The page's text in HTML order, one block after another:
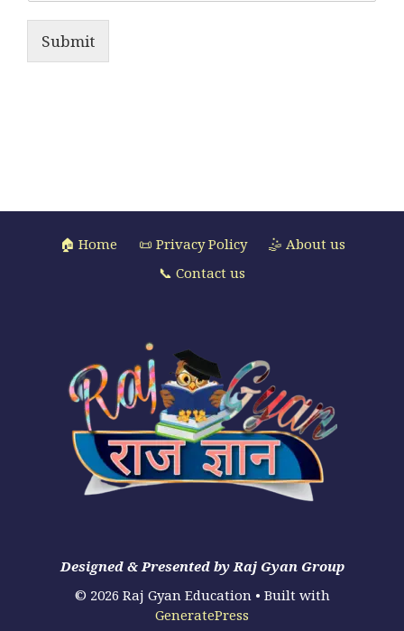
Submit
🏠 Home 📜 Privacy Policy
🤹 About us
📞 Contact us
Designed & Presented by Raj Gyan Group
© 2026 Raj Gyan Education• Built with
GeneratePress